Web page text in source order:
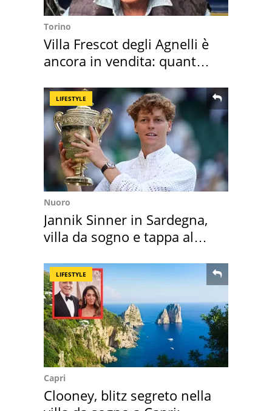
Torino
Villa Frescot degli Agnelli è
ancora in vendita: quanto
LIFESTYLE
Nuoro
Jannik Sinner in Sardegna,
villa da sogno e tappa al
LIFESTYLE
Capri
Clooney, blitz segreto nella